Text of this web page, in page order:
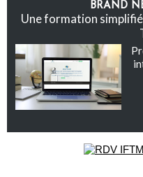
BRAND
Une formation